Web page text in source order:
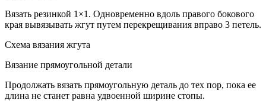
Вязать резинкой 1×1. Одновременно вдоль правого бокового
края вывязывать жгут путем перекрещивания вправо 3 петель.
Схема вязания жгута
Вязание прямоугольной детали
Продолжать вязать прямоугольную деталь до тех пор, пока ее
длина не станет равна удвоенной ширине стопы.